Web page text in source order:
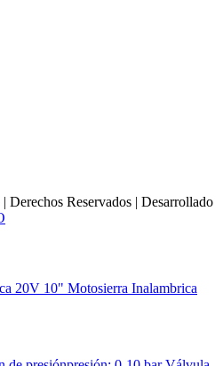
Reservados | Desarrollado
Motosierra Inalambrica